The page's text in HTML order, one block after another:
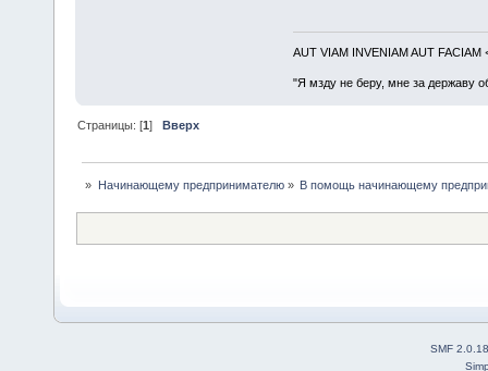
AUT VIAM INVENIAM AUT FACIAM
"Я мзду не беру, мне за державу
Страницы: [1]Вверх
» Начинающему предпринимателю» В помощь начинающему
SMF 2.0.18